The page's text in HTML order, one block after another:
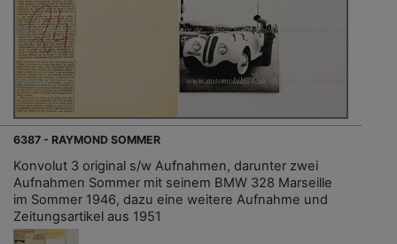
6387 - RAYMOND SOMMER
Konvolut 3 original s/w Aufnahmen, darunter zwei
Aufnahmen Sommer mit seinem BMW 328 Marseille
im Sommer 1946, dazu eine weitere Aufnahme und
Zeitungsartikel aus 1951